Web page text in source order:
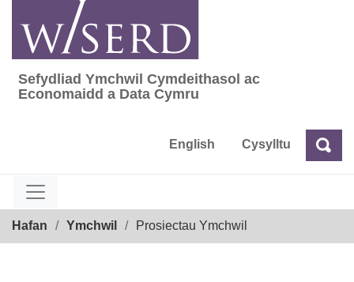
content
Sefydliad Ymchwil Cymdeithasol ac
Sefydliad Ymchwil Cymdeithasol ac
Economaidd a Data Cymru
English Cysylltu Chwilio
Hafan Ymchwil Prosiectau Ymchwil